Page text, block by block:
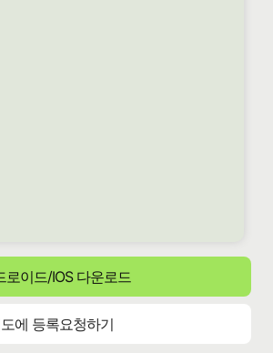
로이드/IOS 다운로드
에 등록요청하기